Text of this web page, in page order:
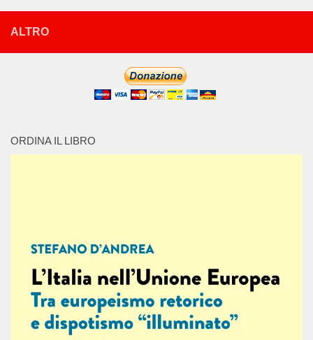
ALTRO
ORDINA IL LIBRO